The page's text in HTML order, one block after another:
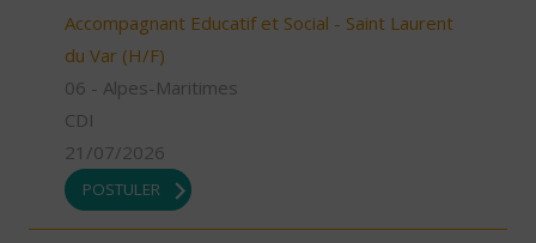
Accompagnant Educatif et Social - Saint Laurent
du Var (H/F)
06 - Alpes-Maritimes
CDI
21/07/2026
POSTULER